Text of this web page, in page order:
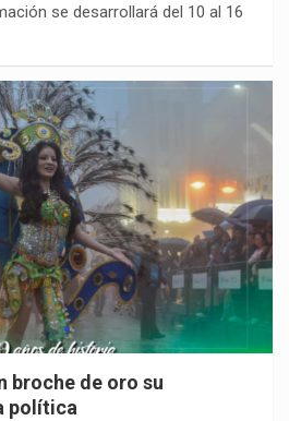
se desarrollará del 10 al 16
broche de oro su
política